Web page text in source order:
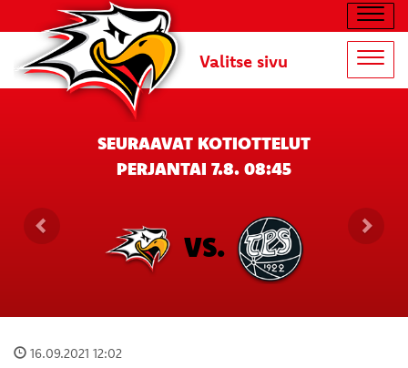
Valitse sivu
SEURAAVAT KOTIOTTELUT
PERJANTAI 7.8. 08:45
VS.
16.09.2021 12:02